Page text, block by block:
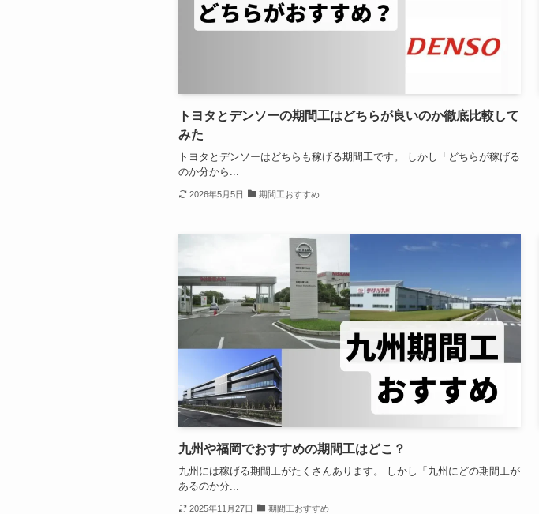
トヨタとデンソーの期間工はどちらが良いのか徹底比較して
みた
トヨタとデンソーはどちらも稼げる期間工です。 しかし「どちらが稼げる
のか分から...
2026年5月5日 期間工おすすめ
九州や福岡でおすすめの期間工はどこ？
九州には稼げる期間工がたくさんあります。 しかし「九州にどの期間工が
あるのか分...
2025年11月27日 期間工おすすめ